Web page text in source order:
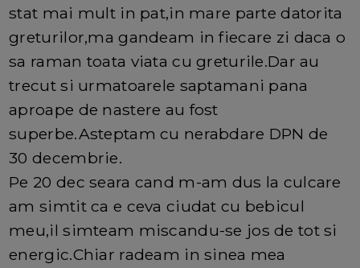
stat mai mult in pat,in mare parte datorita
greturilor,ma gandeam in fiecare zi daca o
sa raman toata viata cu greturile.Dar au
trecut si urmatoarele saptamani pana
aproape de nastere au fost
superbe.Asteptam cu nerabdare DPN de
30 decembrie.
Pe 20 dec seara cand m-am dus la culcare
am simtit ca e ceva ciudat cu bebicul
meu,il simteam miscandu-se jos de tot si
energic.Chiar radeam in sinea mea